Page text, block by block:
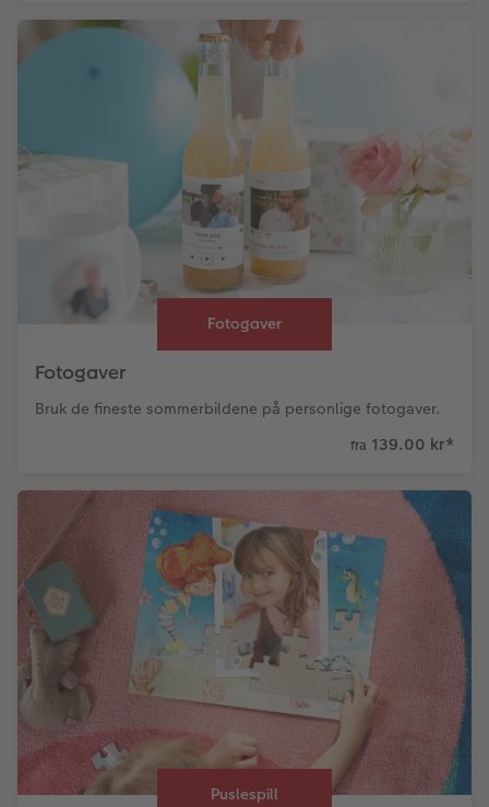
Fotogaver
Fotogaver
Bruk de fineste sommerbildene på personlige fotogaver.
fra 139.00 kr*
Puslespill